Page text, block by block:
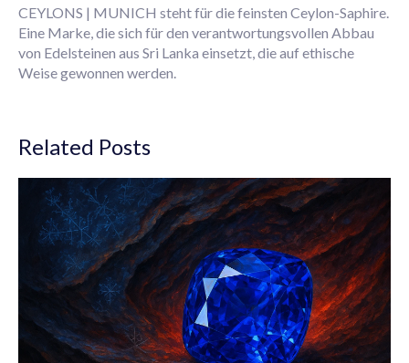
CEYLONS | MUNICH steht für die feinsten Ceylon-Saphire.
Eine Marke, die sich für den verantwortungsvollen Abbau
von Edelsteinen aus Sri Lanka einsetzt, die auf ethische
Weise gewonnen werden.
Related Posts